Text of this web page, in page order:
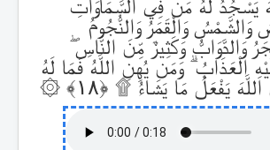
وَالشَّمْسُ وَالْقَمَرُ وَالنُّجُومُ
وَالدَّوَابُّ وَكَثِيرٌ مِّنَ النَّاسِۖ
الْعَذَابُۗوَمَن يُهِنِ اللَّهُ فَمَا لَهُ
اللَّهَ يَفْعَلُ مَا يَشَاءُ۩ ۞